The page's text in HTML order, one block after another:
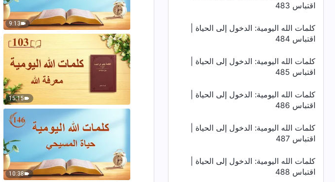
اقتباس 483
كلمات الله اليومية: الدخول إلى الحياة |
اقتباس 484
كلمات الله اليومية: الدخول إلى الحياة |
اقتباس 485
كلمات الله اليومية: الدخول إلى الحياة |
اقتباس 486
كلمات الله اليومية: الدخول إلى الحياة |
اقتباس 487
كلمات الله اليومية: الدخول إلى الحياة |
اقتباس 488
9:13
15:15
10:38